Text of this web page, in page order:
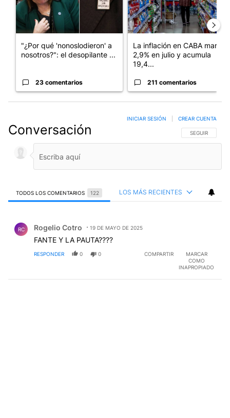
"¿Por qué 'nonoslodieron' a
nosotros?": el desopilante ...
23 comentarios
La inflación en CABA marcó
2,9% en julio y acumula
19,4...
211 comentarios
Conversación SIGA ESTA
SEGUIR
INICIAR SESIÓN CREAR CUENTA
TODOS LOS COMENTARIOS 122 LOS MÁS RECIENTES
RC Rogelio Cotro 19 DE MAYO DE 2025
FANTE Y LA PAUTA????
RESPONDER 0 0 COMPARTIR
MARCAR
COMO
INAPROPIADO